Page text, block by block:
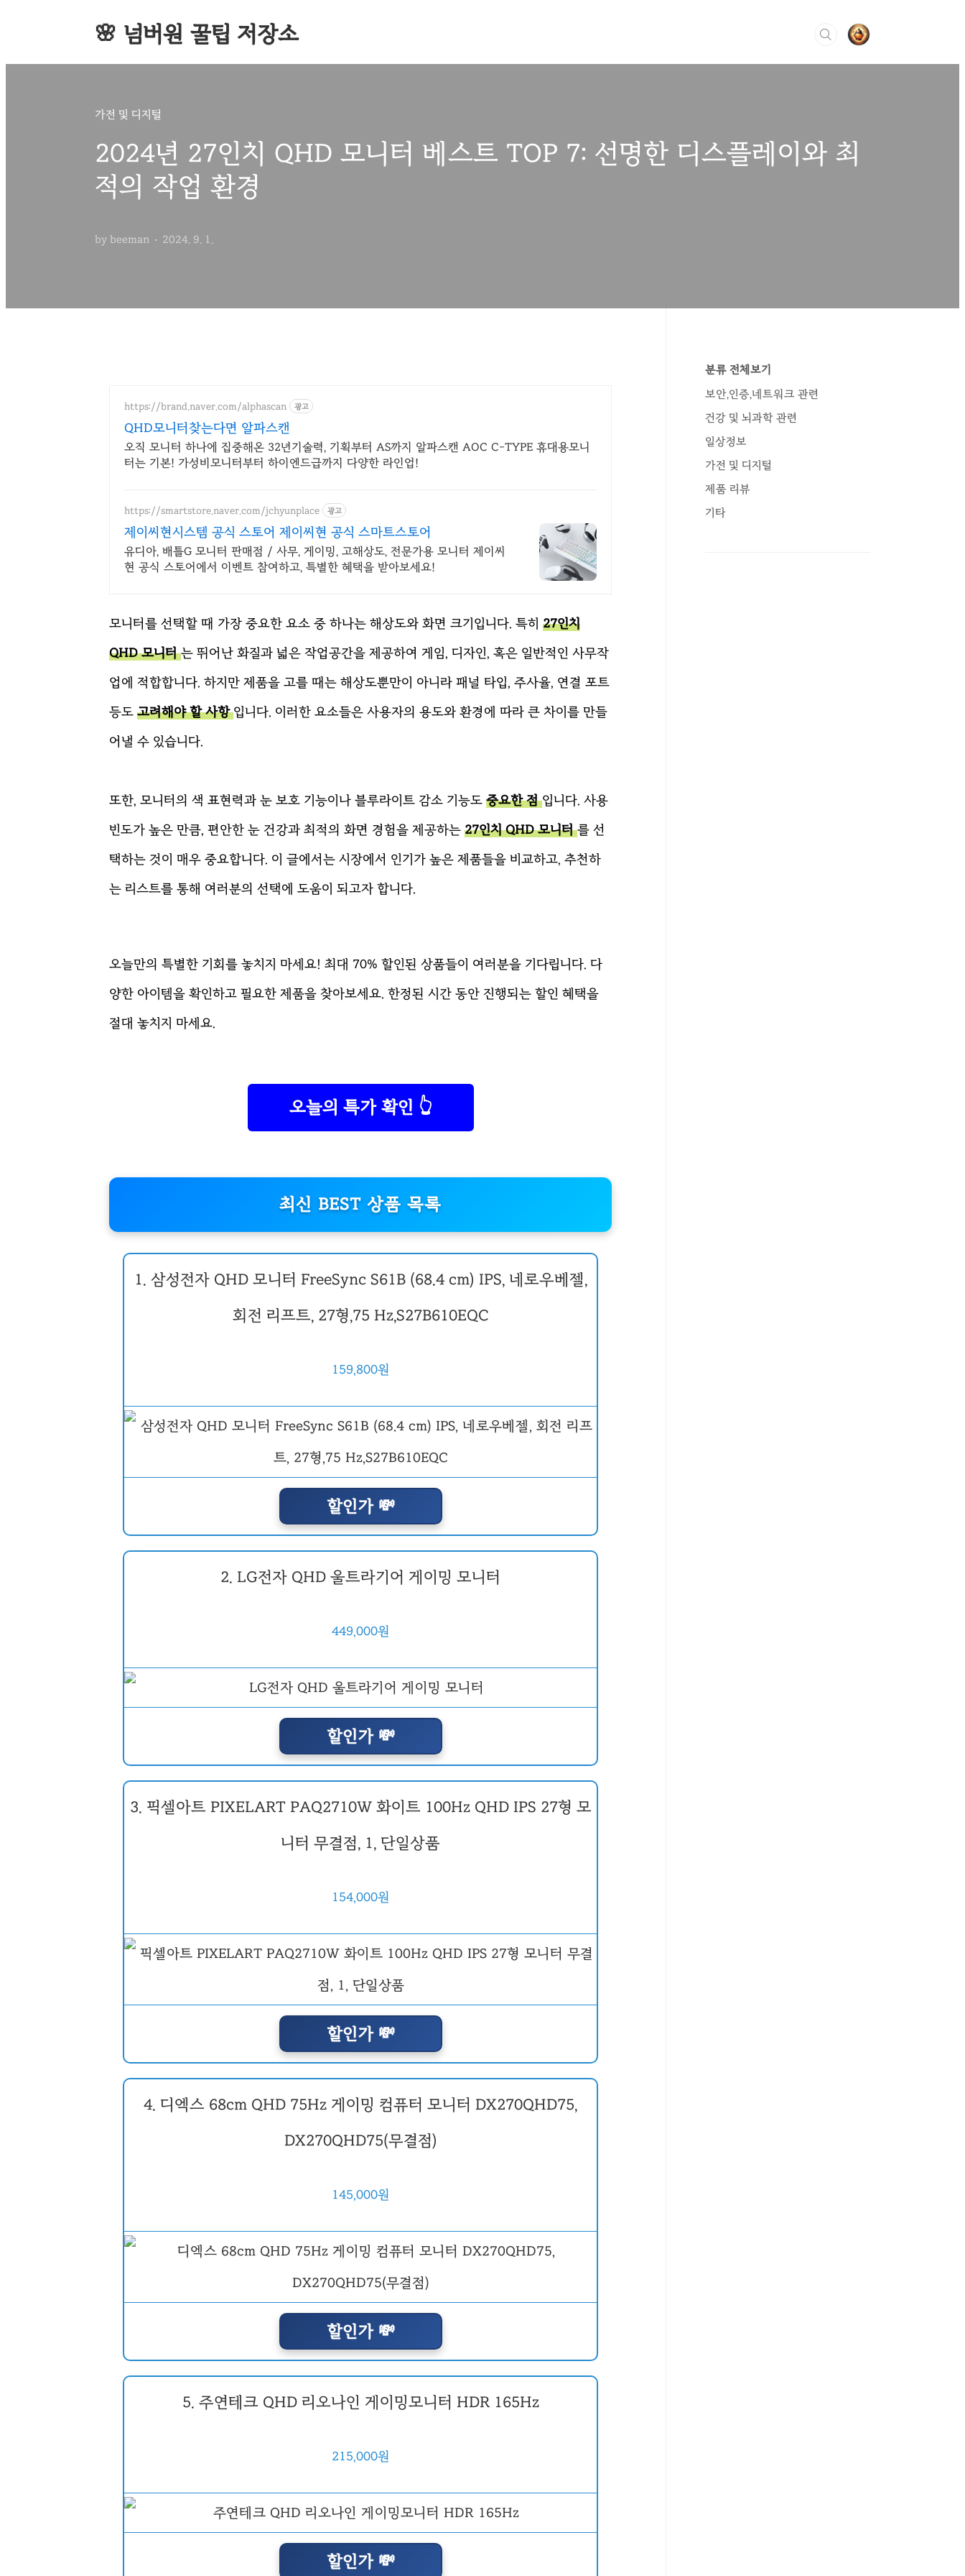
🌸 넘버원 꿀팁 저장소
가전 및 디지털
2024년 27인치 QHD 모니터 베스트 TOP 7: 선명한 디스플레이와 최
적의 작업 환경
by beeman 2024. 9. 1.
https://brand.naver.com/alphascan 광고
QHD모니터찾는다면 알파스캔
오직 모니터 하나에 집중해온 32년기술력, 기획부터 AS까지 알파스캔 AOC C-TYPE 휴대용모니
터는 기본! 가성비모니터부터 하이엔드급까지 다양한 라인업!
https://smartstore.naver.com/jchyunplace 광고
제이씨현시스템 공식 스토어 제이씨현 공식 스마트스토어
유디아, 배틀G 모니터 판매점 / 사무, 게이밍, 고해상도, 전문가용 모니터 제이씨
현 공식 스토어에서 이벤트 참여하고, 특별한 혜택을 받아보세요!
모니터를 선택할 때 가장 중요한 요소 중 하나는 해상도와 화면 크기입니다. 특히 27인치
QHD 모니터는 뛰어난 화질과 넓은 작업공간을 제공하여 게임, 디자인, 혹은 일반적인 사무작
업에 적합합니다. 하지만 제품을 고를 때는 해상도뿐만이 아니라 패널 타입, 주사율, 연결 포트
등도 고려해야 할 사항입니다. 이러한 요소들은 사용자의 용도와 환경에 따라 큰 차이를 만들
어낼 수 있습니다.
또한, 모니터의 색 표현력과 눈 보호 기능이나 블루라이트 감소 기능도 중요한 점입니다. 사용
빈도가 높은 만큼, 편안한 눈 건강과 최적의 화면 경험을 제공하는 27인치 QHD 모니터를 선
택하는 것이 매우 중요합니다. 이 글에서는 시장에서 인기가 높은 제품들을 비교하고, 추천하
는 리스트를 통해 여러분의 선택에 도움이 되고자 합니다.
오늘만의 특별한 기회를 놓치지 마세요! 최대 70% 할인된 상품들이 여러분을 기다립니다. 다
양한 아이템을 확인하고 필요한 제품을 찾아보세요. 한정된 시간 동안 진행되는 할인 혜택을
절대 놓치지 마세요.
오늘의 특가 확인 👆
최신 BEST 상품 목록
1. 삼성전자 QHD 모니터 FreeSync S61B (68.4 cm) IPS, 네로우베젤,
회전 리프트, 27형,75 Hz,S27B610EQC
159,800원
할인가 💸
2. LG전자 QHD 울트라기어 게이밍 모니터
449,000원
할인가 💸
3. 픽셀아트 PIXELART PAQ2710W 화이트 100Hz QHD IPS 27형 모
니터 무결점, 1, 단일상품
154,000원
할인가 💸
4. 디엑스 68cm QHD 75Hz 게이밍 컴퓨터 모니터 DX270QHD75,
DX270QHD75(무결점)
145,000원
할인가 💸
5. 주연테크 QHD 리오나인 게이밍모니터 HDR 165Hz
215,000원
할인가 💸
분류 전체보기
보안,인증,네트워크 관련
건강 및 뇌과학 관련
일상정보
가전 및 디지털
제품 리뷰
기타